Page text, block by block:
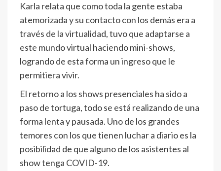
Karla relata que como toda la gente estaba
atemorizada y su contacto con los demás era a
través de la virtualidad, tuvo que adaptarse a
este mundo virtual haciendo mini-shows,
logrando de esta forma un ingreso que le
permitiera vivir.
El retorno a los shows presenciales ha sido a
paso de tortuga, todo se está realizando de una
forma lenta y pausada. Uno de los grandes
temores con los que tienen luchar a diario es la
posibilidad de que alguno de los asistentes al
show tenga COVID-19.